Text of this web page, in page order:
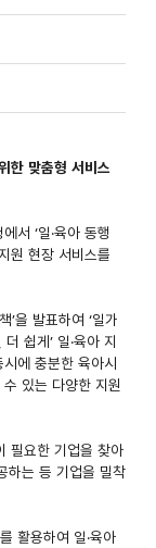
한 맞춤형 서비스
서 ‘일·육아 동행
원 현장 서비스를
을 발표하여 ‘일가
쉽게’ 일·육아 지
에 충분한 육아시
있는 다양한 지원
필요한 기업을 찾아
하는 등 기업을 밀착
활용하여 일·육아